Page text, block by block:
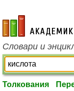
academic.ru
Словари и
Толкования